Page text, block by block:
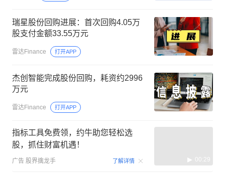
瑞星股份回购进展：首次回购4.05万
股支付金额33.55万元
雷达Finance 打开APP
杰创智能完成股份回购，耗资约2996
万元
雷达Finance 打开APP
指标工具免费领，约牛助您轻松选
股，抓住财富机遇！
广告 股界擒龙手 了解详情 00:29